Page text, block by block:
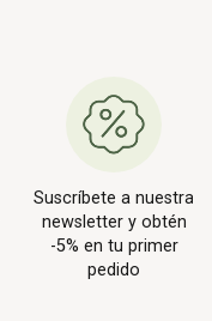
Suscríbete a nuestra
newsletter y obtén
-5% en tu primer
pedido